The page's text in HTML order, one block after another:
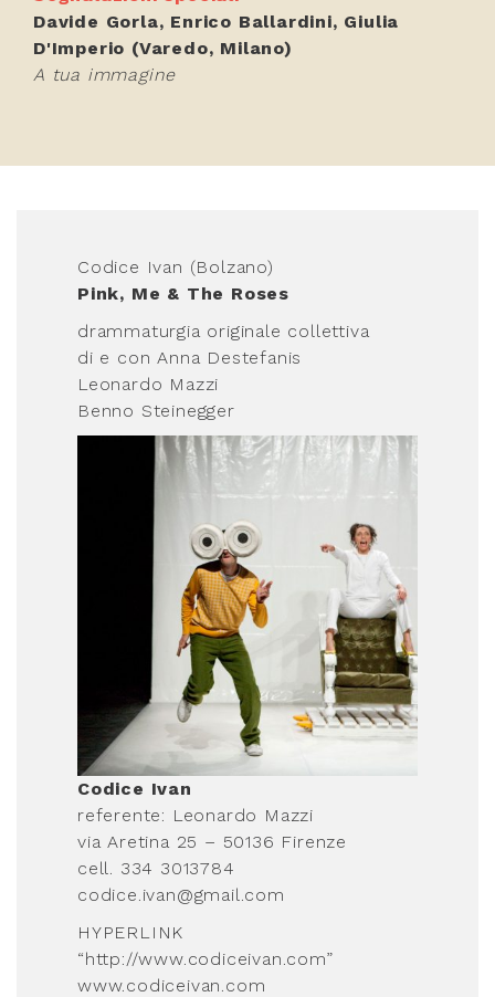
Davide Gorla, Enrico Ballardini, Giulia
D'Imperio (Varedo, Milano)
A tua immagine
Codice Ivan (Bolzano)
Pink, Me & The Roses
drammaturgia originale collettiva
di e con Anna Destefanis
Leonardo Mazzi
Benno Steinegger
Codice Ivan
referente: Leonardo Mazzi
via Aretina 25 – 50136 Firenze
cell. 334 3013784
codice.ivan@gmail.com
HYPERLINK
“http://www.codiceivan.com”
www.codiceivan.com